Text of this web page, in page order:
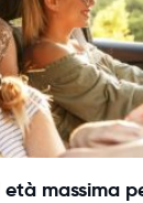
massima